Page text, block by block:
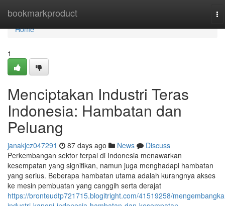
bookmarkproduct
Home
Home
1
Menciptakan Industri Teras
Indonesia: Hambatan dan
Peluang
janakjcz047291 87 days ago News
Discuss
Perkembangan sektor terpal di Indonesia menawarkan
kesempatan yang signifikan, namun juga menghadapi hambatan
yang serius. Beberapa hambatan utama adalah kurangnya akses
ke mesin pembuatan yang canggih serta derajat
https://bronteudtp721715.blogitright.com/41519258/